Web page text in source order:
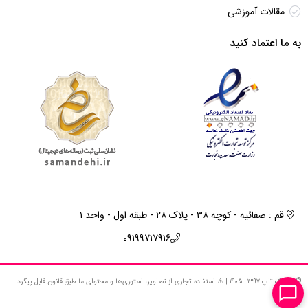
مقالات آموزشی
به ما اعتماد کنید
قم : صفائیه - کوچه ۳۸ - پلاک ۲۸ - طبقه اول - واحد ۱
09199717916
© استوک‌ تاپ ۱۳۹۷–۱۴۰۵ | ⚠️ استفاده تجاری از تصاویر، استوری‌ها و محتوای ما طبق قانون قابل پیگرد
است.